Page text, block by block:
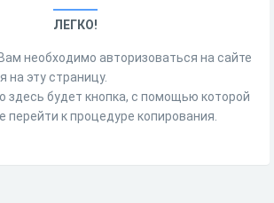
ЛЕГКО!
необходимо авторизоваться на сайте
на эту страницу.
здесь будет кнопка, с помощью которой
перейти к процедуре копирования.